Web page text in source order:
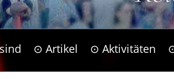
⊙ Artikel ⊙ Aktivitäten